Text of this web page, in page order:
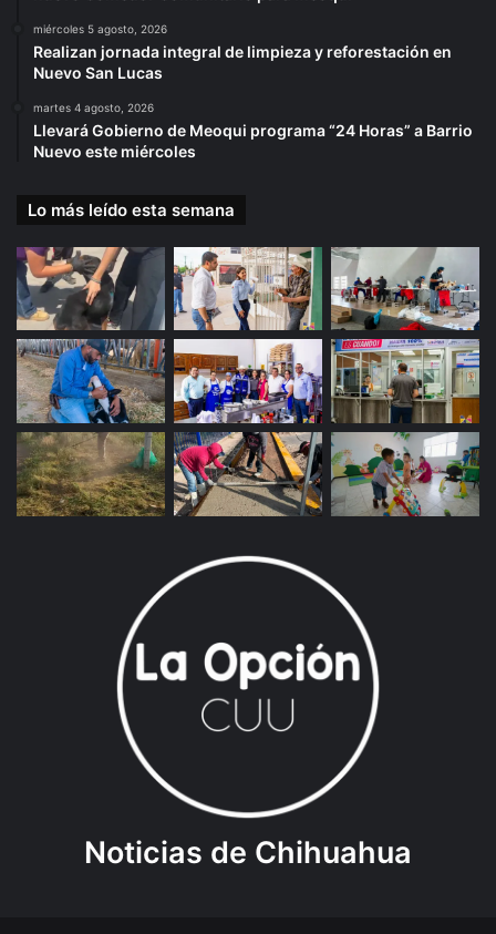
miércoles 5 agosto, 2026
Realizan jornada integral de limpieza y reforestación en
Nuevo San Lucas
martes 4 agosto, 2026
Llevará Gobierno de Meoqui programa “24 Horas” a Barrio
Nuevo este miércoles
Lo más leído esta semana
Noticias de Chihuahua